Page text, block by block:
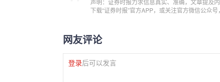
声明：证券时报力求信息真实、准确，文章提及
下载“证券时报”官方APP，或关注官方微信公众
网友评论
登录后可以发言